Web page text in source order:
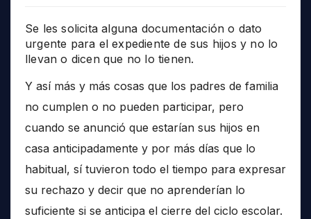
Se les solicita alguna documentación o dato
urgente para el expediente de sus hijos y no lo
llevan o dicen que no lo tienen.
Y así más y más cosas que los padres de familia
no cumplen o no pueden participar, pero
cuando se anunció que estarían sus hijos en
casa anticipadamente y por más días que lo
habitual, sí tuvieron todo el tiempo para expresar
su rechazo y decir que no aprenderían lo
suficiente si se anticipa el cierre del ciclo escolar.